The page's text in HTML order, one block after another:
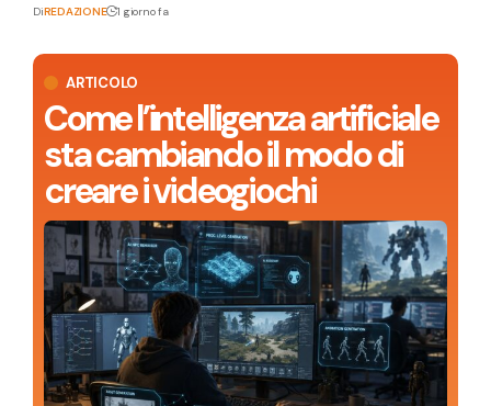
ARTICOLO
Come l’intelligenza artificiale
sta cambiando il modo di
creare i videogiochi
DiREDAZIONE 1 giorno fa